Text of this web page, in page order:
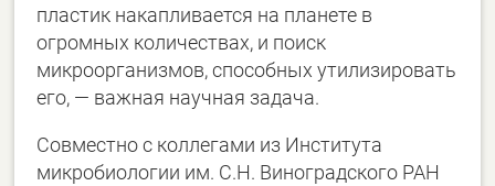
пластик накапливается на планете в
огромных количествах, и поиск
микроорганизмов, способных утилизировать
его, ― важная научная задача.
Совместно с коллегами из Института
микробиологии им. С.Н. Виноградского РАН